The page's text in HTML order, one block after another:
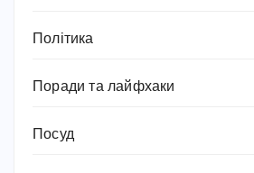
Політика
Поради та лайфхаки
Посуд